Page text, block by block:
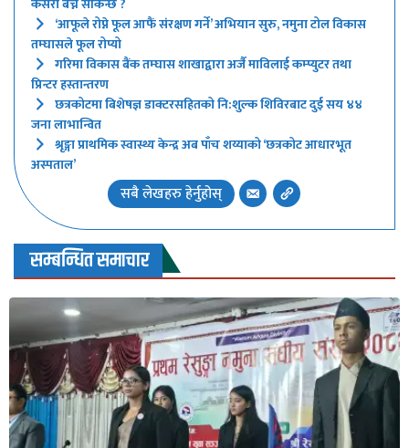
‘आफूले रोप्ने फूल आफैं संरक्षण गर्ने’ अभियान सुरु, नमुना टोल विकास
तम्घासले फूल रोप्यो
गरिमा विकास बैंक तम्घास शाखाद्वारा अर्जै माविलाई कम्प्युटर तथा
प्रिन्टर हस्तान्तरण
छत्रकोटमा बिशेषज्ञ डाक्टरसहितको नि:शुल्क शिविरबाट दुई सय ४४
जना लाभान्वित
श्रृङ्गा प्राथमिक स्वास्थ्य केन्द्र अब पाँच शय्याको ‘छत्रकोट आधारभूत
अस्पताल’
सबै लेखहरु हेर्नुहोस्
सम्बन्धित समाचार